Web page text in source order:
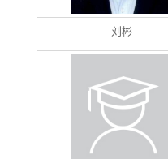
刘彬